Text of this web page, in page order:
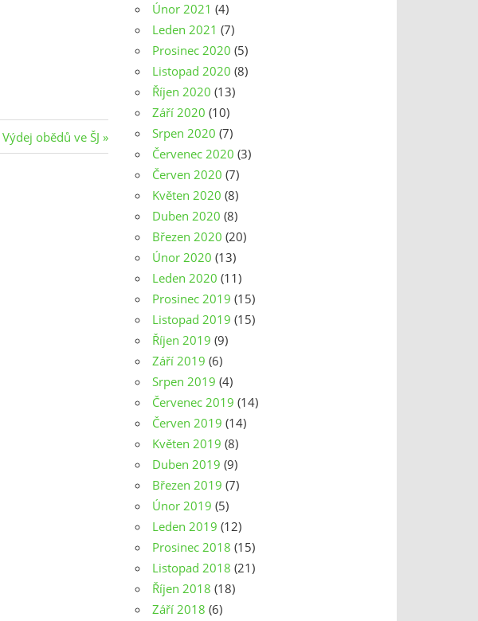
Next
Post:
Výdej obědů ve ŠJ
Únor 2021 (4)
Leden 2021 (7)
Prosinec 2020 (5)
Listopad 2020 (8)
Říjen 2020 (13)
Září 2020 (10)
Srpen 2020 (7)
Červenec 2020 (3)
Červen 2020 (7)
Květen 2020 (8)
Duben 2020 (8)
Březen 2020 (20)
Únor 2020 (13)
Leden 2020 (11)
Prosinec 2019 (15)
Listopad 2019 (15)
Říjen 2019 (9)
Září 2019 (6)
Srpen 2019 (4)
Červenec 2019 (14)
Červen 2019 (14)
Květen 2019 (8)
Duben 2019 (9)
Březen 2019 (7)
Únor 2019 (5)
Leden 2019 (12)
Prosinec 2018 (15)
Listopad 2018 (21)
Říjen 2018 (18)
Září 2018 (6)